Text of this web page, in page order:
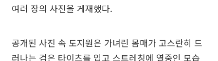
여러 장의 사진을 게재했다.
공개된 사진 속 도지원은 가녀린 몸매가 고스란히 드
러나는 검은 타이츠를 입고 스트레칭에 열중인 모습